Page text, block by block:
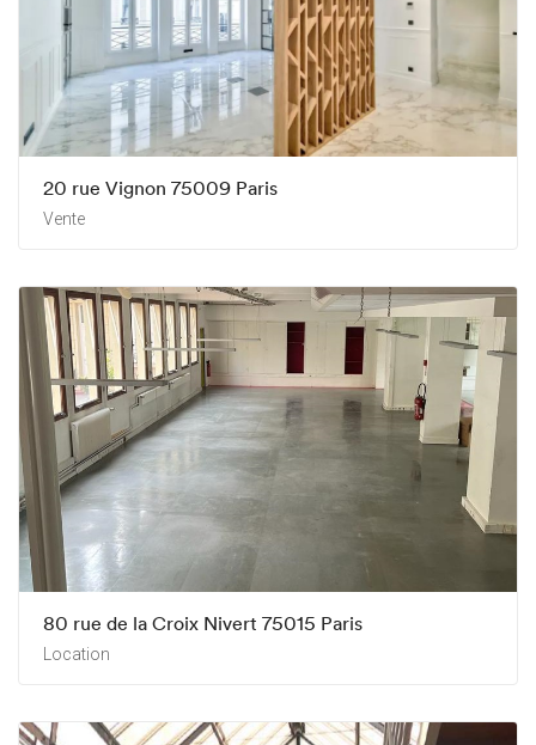
20 rue Vignon 75009 Paris
Vente
80 rue de la Croix Nivert 75015 Paris
Location